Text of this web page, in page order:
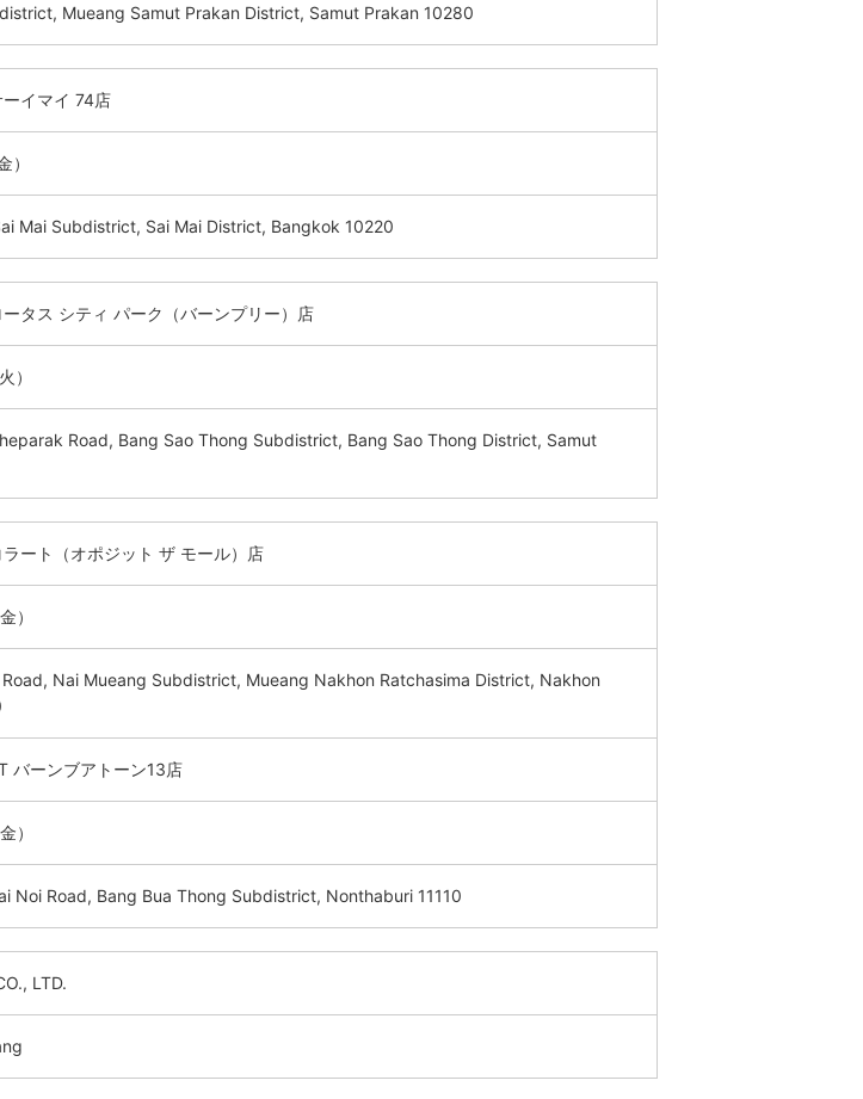
Mueang Samut Prakan District, Samut Prakan 10280
イマイ 74店
）
Mai Subdistrict, Sai Mai District, Bangkok 10220
タス シティ パーク（バーンプリー）店
）
Road, Bang Sao Thong Subdistrict, Bang Sao Thong District, Samut
ート（オポジット ザ モール）店
）
Nai Mueang Subdistrict, Mueang Nakhon Ratchasima District, Nakhon
バーンブアトーン13店
）
Noi Road, Bang Bua Thong Subdistrict, Nonthaburi 11110
LTD.